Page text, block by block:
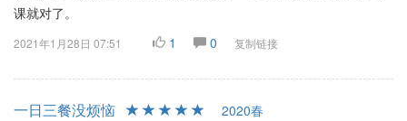
课就对了。
2021年1月28日 07:51 1 0 复制链接
一日三餐没烦恼
2020春